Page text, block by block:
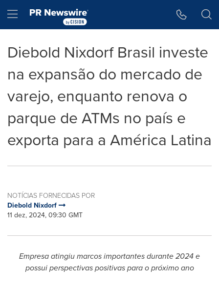
Hamburger menu
Diebold Nixdorf Brasil investe
na expansão do mercado de
varejo, enquanto renova o
parque de ATMs no país e
exporta para a América Latina
NOTÍCIAS FORNECIDAS POR
Diebold Nixdorf
11 dez, 2024, 09:30 GMT
Empresa atingiu marcos importantes durante 2024 e
possui perspectivas positivas para o próximo ano